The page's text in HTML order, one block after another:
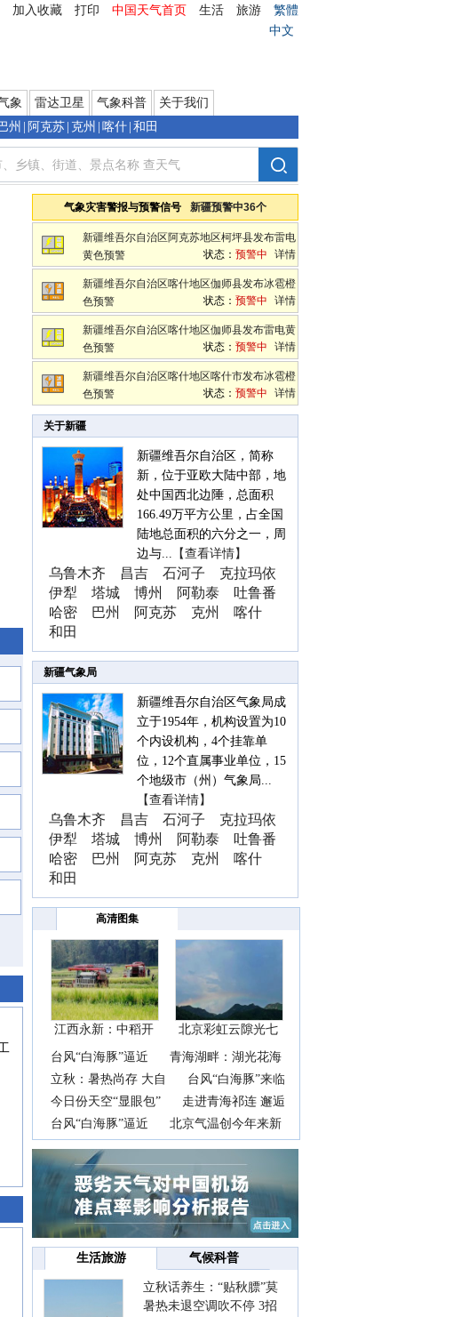
加入收藏 打印 中国天气首页 生活 旅游
繁體
中文
象 雷达卫星 气象科普
关于我们
州 阿克苏 克州 喀什 和田
新疆维吾尔自治区气象局
气象灾害警报与预警信号 新疆预警中36个
新疆维吾尔自治区阿克苏地区柯坪县发布雷电
黄色预警
状态： 预警中 详情
新疆维吾尔自治区喀什地区伽师县发布冰雹橙
色预警
状态： 预警中 详情
新疆维吾尔自治区喀什地区伽师县发布雷电黄
色预警
状态： 预警中 详情
新疆维吾尔自治区喀什地区喀什市发布冰雹橙
色预警
状态： 预警中 详情
关于新疆
新疆维吾尔自治区，简称
新，位于亚欧大陆中部，地
处中国西北边陲，总面积
166.49万平方公里，占全国
陆地总面积的六分之一，周
边与... 【查看详情】
乌鲁木齐 昌吉 石河子
克拉玛依
伊犁
塔城 博州 阿勒泰
吐鲁番
哈密
巴州 阿克苏 克州
喀什
和田
新疆气象局
新疆维吾尔自治区气象局成
立于1954年，机构设置为10
个内设机构，4个挂靠单
位，12个直属事业单位，15
个地级市（州）气象局...
【查看详情】
乌鲁木齐 昌吉 石河子
克拉玛依
伊犁
塔城 博州 阿勒泰
吐鲁番
哈密
巴州 阿克苏 克州
喀什
和田
高清图集
江西永新：中稻开
镰抢
北京彩虹云隙光七
彩云
台风“白海豚”逼近
青海湖畔：湖光花海
长
立秋：暑热尚存 大自
台风“白海豚”来临
前
今日份天空“显眼包”
走进青海祁连 邂逅
一
台风“白海豚”逼近
北京气温创今年来新
高
生活旅游 气候科普
立秋话养生：“贴秋膘”莫
着急 先清暑再防燥
暑热未退空调吹不停 3招